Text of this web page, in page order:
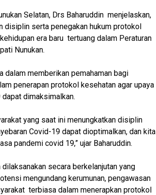
Selatan, Drs Baharuddin menjelaskan,
disiplin serta penegakan hukum protokol
era baru tertuang dalam Peraturan
Nunukan.
dalam memberikan pemahaman bagi
penerapan protokol kesehatan agar upaya
dimaksimalkan.
yang saat ini menungkatkan disiplin
Covid-19 dapat dioptimalkan, dan kita
pandemi covid 19,” ujar Baharuddin.
secara berkelanjutan yang
mengundang kerumunan, pengawasan
terbiasa dalam menerapkan protokol